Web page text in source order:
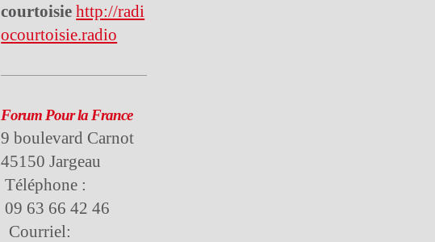
courtoisiehttp://radi
ocourtoisie.radio
Forum Pour la France
9 boulevard Carnot
45150 Jargeau
Téléphone :
09 63 66 42 46
Courriel: